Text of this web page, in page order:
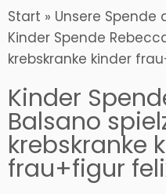
Start » Unsere Spende
Kinder Spende
krebskranke kinder
Kinder
Balsano
krebskranke
frau+figur